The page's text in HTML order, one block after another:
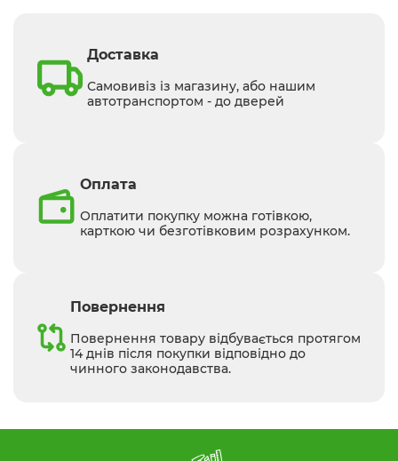
Доставка
Самовивіз із магазину, або нашим
автотранспортом - до дверей
Оплата
Оплатити покупку можна готівкою,
карткою чи безготівковим розрахунком.
Повернення
Повернення товару відбувається протягом
14 днів після покупки відповідно до
чинного законодавства.